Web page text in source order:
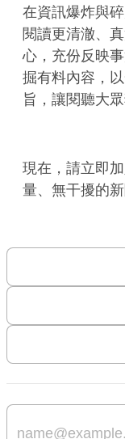
在資訊爆炸與
閱讀更清澈、
心，充份反映
掘有料內容，
旨，讓閱聽大
現在，請立即
量、無干擾的新